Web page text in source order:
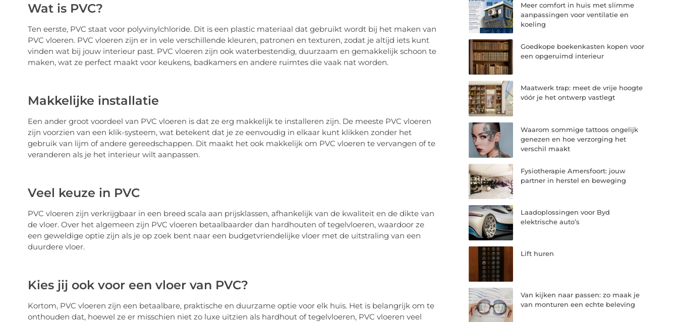
Wat is PVC?
Ten eerste, PVC staat voor polyvinylchloride. Dit is een plastic materiaal dat gebruikt wordt bij het maken van
PVC vloeren. PVC vloeren zijn er in vele verschillende kleuren, patronen en texturen, zodat je altijd iets kunt
vinden wat bij jouw interieur past. PVC vloeren zijn ook waterbestendig, duurzaam en gemakkelijk schoon te
maken, wat ze perfect maakt voor keukens, badkamers en andere ruimtes die vaak nat worden.
Makkelijke installatie
Een ander groot voordeel van PVC vloeren is dat ze erg makkelijk te installeren zijn. De meeste PVC vloeren
zijn voorzien van een klik-systeem, wat betekent dat je ze eenvoudig in elkaar kunt klikken zonder het
gebruik van lijm of andere gereedschappen. Dit maakt het ook makkelijk om PVC vloeren te vervangen of te
veranderen als je het interieur wilt aanpassen.
Veel keuze in PVC
PVC vloeren zijn verkrijgbaar in een breed scala aan prijsklassen, afhankelijk van de kwaliteit en de dikte van
de vloer. Over het algemeen zijn PVC vloeren betaalbaarder dan hardhouten of tegelvloeren, waardoor ze
een geweldige optie zijn als je op zoek bent naar een budgetvriendelijke vloer met de uitstraling van een
duurdere vloer.
Kies jij ook voor een vloer van PVC?
Kortom, PVC vloeren zijn een betaalbare, praktische en duurzame optie voor elk huis. Het is belangrijk om te
onthouden dat, hoewel ze er misschien niet zo luxe uitzien als hardhout of tegelvloeren, PVC vloeren veel
Meer comfort in huis met slimme
aanpassingen voor ventilatie en
koeling
Goedkope boekenkasten kopen voor
een opgeruimd interieur
Maatwerk trap: meet de vrije hoogte
vóór je het ontwerp vastlegt
Waarom sommige tattoos ongelijk
genezen en hoe verzorging het
verschil maakt
Fysiotherapie Amersfoort: jouw
partner in herstel en beweging
Laadoplossingen voor Byd
elektrische auto’s
Lift huren
Van kijken naar passen: zo maak je
van monturen een echte beleving